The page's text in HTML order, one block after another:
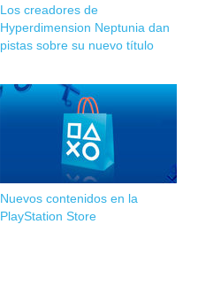
Los creadores de
Hyperdimension Neptunia dan
pistas sobre su nuevo título
Nuevos contenidos en la
PlayStation Store